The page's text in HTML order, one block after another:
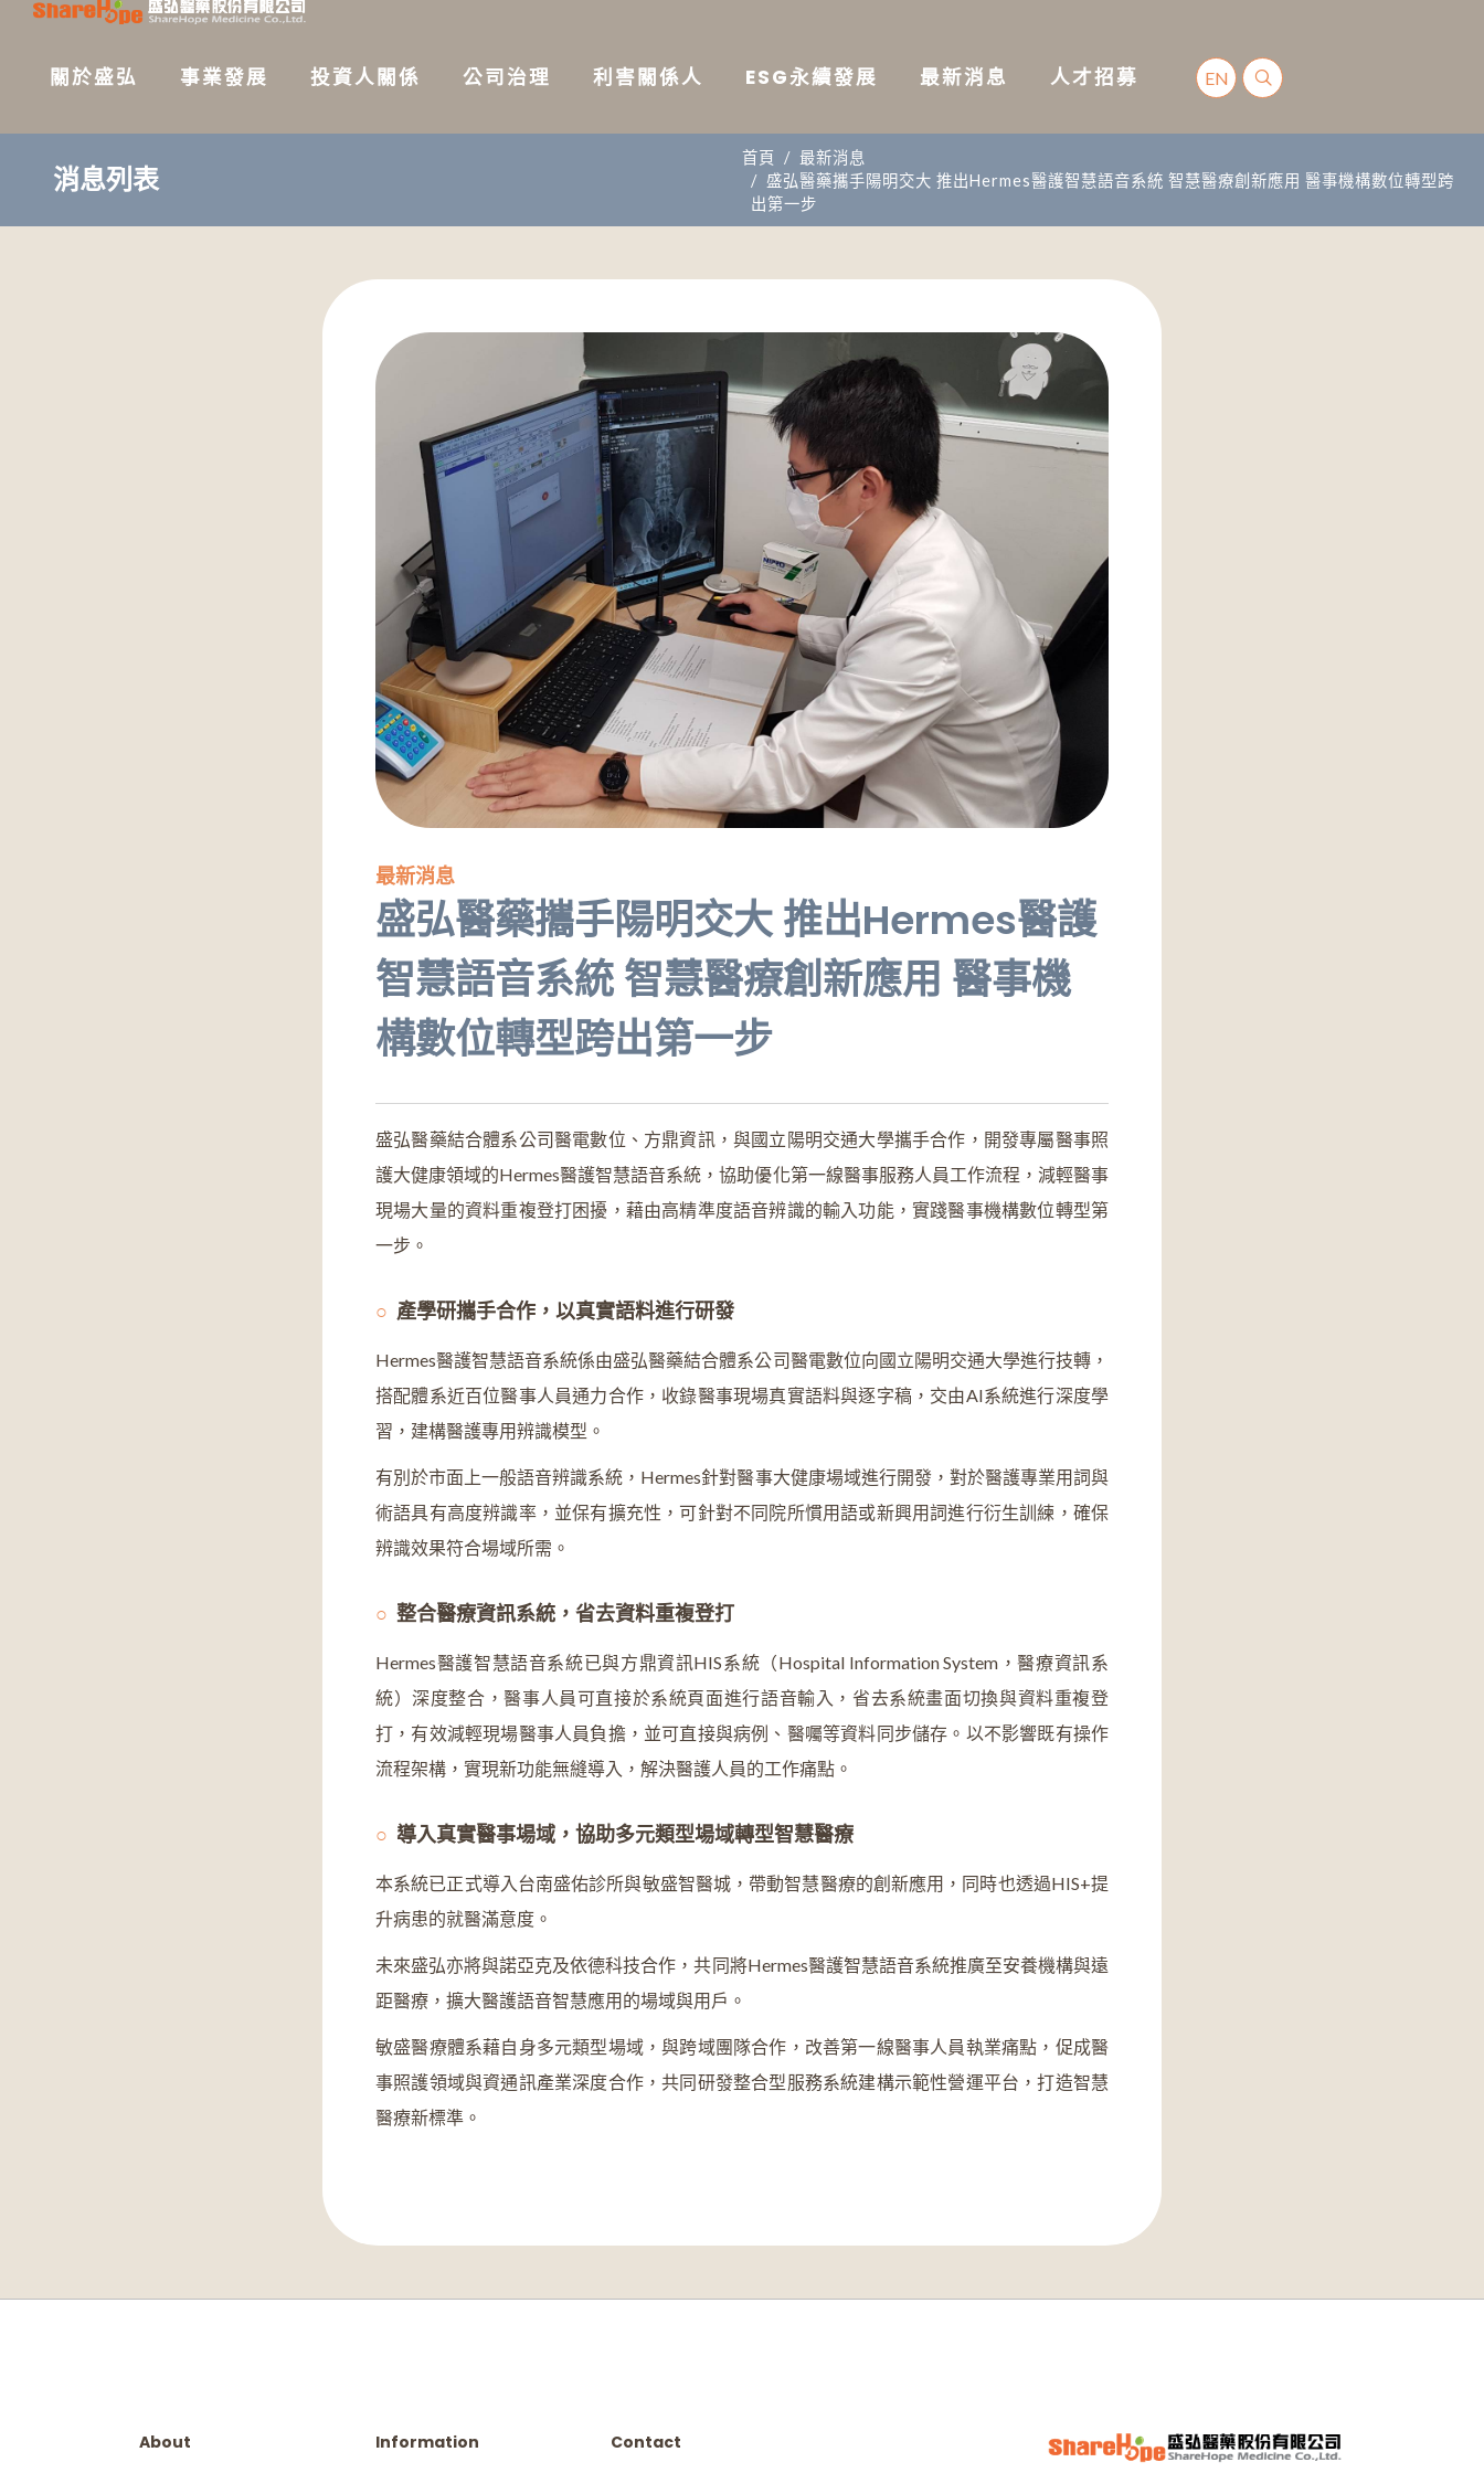
EN
關於盛弘 事業發展 投資人關係 公司治理 利害關係人 ESG永續發展 最新消息 人才招募
消息列表
首頁
最新消息
盛弘醫藥攜手陽明交大 推出Hermes醫護智慧語音系統 智慧醫療創新應用 醫事機構數位轉型跨
出第一步
最新消息
盛弘醫藥攜手陽明交大 推出Hermes醫護
智慧語音系統 智慧醫療創新應用 醫事機
構數位轉型跨出第一步
盛弘醫藥結合體系公司醫電數位、方鼎資訊，與國立陽明交通大學攜手合作，開發專屬醫事照
護大健康領域的Hermes醫護智慧語音系統，協助優化第一線醫事服務人員工作流程，減輕醫事
現場大量的資料重複登打困擾，藉由高精準度語音辨識的輸入功能，實踐醫事機構數位轉型第
一步。
產學研攜手合作，以真實語料進行研發
Hermes醫護智慧語音系統係由盛弘醫藥結合體系公司醫電數位向國立陽明交通大學進行技轉，
搭配體系近百位醫事人員通力合作，收錄醫事現場真實語料與逐字稿，交由AI系統進行深度學
習，建構醫護專用辨識模型。
有別於市面上一般語音辨識系統，Hermes針對醫事大健康場域進行開發，對於醫護專業用詞與
術語具有高度辨識率，並保有擴充性，可針對不同院所慣用語或新興用詞進行衍生訓練，確保
辨識效果符合場域所需。
整合醫療資訊系統，省去資料重複登打
Hermes醫護智慧語音系統已與方鼎資訊HIS系統（Hospital Information System，醫療資訊系
統）深度整合，醫事人員可直接於系統頁面進行語音輸入，省去系統畫面切換與資料重複登
打，有效減輕現場醫事人員負擔，並可直接與病例、醫囑等資料同步儲存。以不影響既有操作
流程架構，實現新功能無縫導入，解決醫護人員的工作痛點。
導入真實醫事場域，協助多元類型場域轉型智慧醫療
本系統已正式導入台南盛佑診所與敏盛智醫城，帶動智慧醫療的創新應用，同時也透過HIS+提
升病患的就醫滿意度。
未來盛弘亦將與諾亞克及依德科技合作，共同將Hermes醫護智慧語音系統推廣至安養機構與遠
距醫療，擴大醫護語音智慧應用的場域與用戶。
敏盛醫療體系藉自身多元類型場域，與跨域團隊合作，改善第一線醫事人員執業痛點，促成醫
事照護領域與資通訊產業深度合作，共同研發整合型服務系統建構示範性營運平台，打造智慧
醫療新標準。
About Information Contact